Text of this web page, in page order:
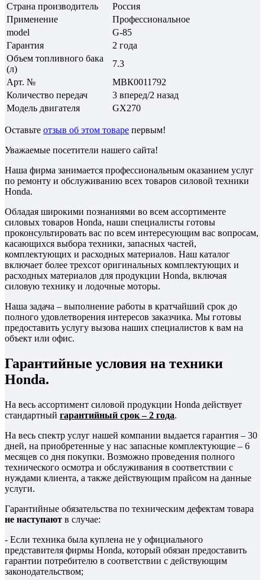
Страна производитель
Россия
Применение
Профессиональное
model
G-85
Гарантия
2 года
Объем топливного бака
(л)
7.3
Арт. №
МВК0011792
Количество передач
3 вперед/2 назад
Модель двигателя
GX270
Оставьте отзыв об этом товаре первым!
Уважаемые посетители нашего сайта!
Наша фирма занимается профессиональным оказанием услуг
по ремонту и обслуживанию всех товаров силовой техники
Honda.
Обладая широкими познаниями во всем ассортименте
силовых товаров Honda, наши специалисты готовы
проконсультировать вас по всем интересующим вас вопросам,
касающихся выбора техники, запасных частей,
комплектующих и расходных материалов. Наш каталог
включает более трехсот оригинальных комплектующих и
расходных материалов для продукции Honda, включая
силовую технику и лодочные моторы.
Наша задача – выполнение работы в кратчайший срок до
полного удовлетворения интересов заказчика. Мы готовы
предоставить услугу вызова наших специалистов к вам на
объект или офис.
Гарантийные условия на техники
Honda.
На весь ассортимент силовой продукции Honda действует
стандартный гарантийный срок – 2 года.
На весь спектр услуг нашей компании выдается гарантия – 30
дней, на приобретенные у нас запасные комплектующие – 6
месяцев со дня покупки. Возможно проведения полного
технического осмотра и обслуживания в соответствии с
нуждами клиента, а также действующим прайсом на данные
услуги.
Гарантийные обязательства по техническим дефектам товара
не наступают в случае:
- Если техника была куплена не у официального
представителя фирмы Honda, который обязан предоставить
гарантии потребителю в соответствии с действующим
законодательством;